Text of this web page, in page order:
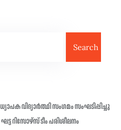
Search
വിദ്യാർത്ഥി സംഗമം സംഘടിപ്പിച്ചു
റിസോഴ്സ് ടീം പരിശീലനം